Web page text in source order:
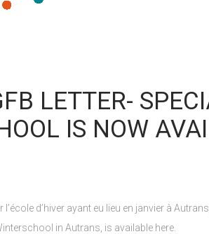
LETTER-
IS NOW
l’école d’hiver ayant eu lieu en janvier à
in Autrans, is available here.